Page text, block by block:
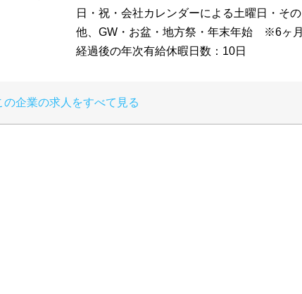
日・祝・会社カレンダーによる土曜日・その
他、GW・お盆・地方祭・年末年始 ※6ヶ月
経過後の年次有給休暇日数：10日
の企業の求人をすべて見る